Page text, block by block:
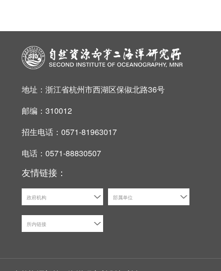
地址：浙江省杭州市西湖区保俶北路36号
邮编：310012
招生电话：0571-81963017
电话：0571-88830507
友情链接：
政府机构 部属单位
所内链接